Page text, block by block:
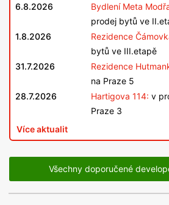
6.8.2026 Bydlení Meta
prodej bytů ve
1.8.2026
Rezidence
bytů ve III.etapě
31.7.2026
Rezidence
na Praze 5
28.7.2026
Hartigova 114: v
Praze 3
Více aktualit
Všechny doporučené